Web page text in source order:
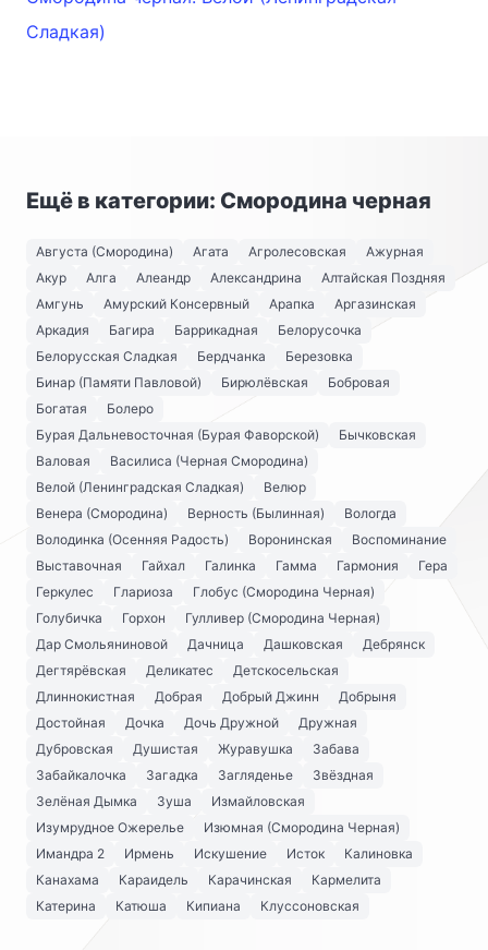
Сладкая)
Ещё в категории: Смородина черная
Августа (Смородина) Агата Агролесовская
Ажурная
Акур
Алга Алеандр Александрина
Алтайская Поздняя
Амгунь
Амурский Консервный Арапка
Аргазинская
Аркадия
Багира Баррикадная
Белорусочка
Белорусская Сладкая
Бердчанка
Березовка
Бинар (Памяти Павловой)
Бирюлёвская
Бобровая
Богатая
Болеро
Бурая Дальневосточная (Бурая Фаворской)
Бычковская
Валовая
Василиса (Черная Смородина)
Велой (Ленинградская Сладкая)
Велюр
Венера (Смородина)
Верность (Былинная)
Вологда
Володинка (Осенняя Радость)
Воронинская
Воспоминание
Выставочная
Гайхал Галинка Гамма Гармония
Гера
Геркулес
Глариоза
Глобус (Смородина Черная)
Голубичка
Горхон
Гулливер (Смородина Черная)
Дар Смольяниновой
Дачница Дашковская
Дебрянск
Дегтярёвская
Деликатес
Детскосельская
Длиннокистная
Добрая Добрый Джинн
Добрыня
Достойная
Дочка Дочь Дружной
Дружная
Дубровская
Душистая Журавушка
Забава
Забайкалочка
Загадка Загляденье
Звёздная
Зелёная Дымка
Зуша
Измайловская
Изумрудное Ожерелье
Изюмная (Смородина Черная)
Имандра 2
Ирмень Искушение Исток
Калиновка
Канахама
Караидель Карачинская
Кармелита
Катерина
Катюша Кипиана Клуссоновская